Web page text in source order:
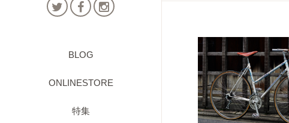
BLOG
ONLINESTORE
特集